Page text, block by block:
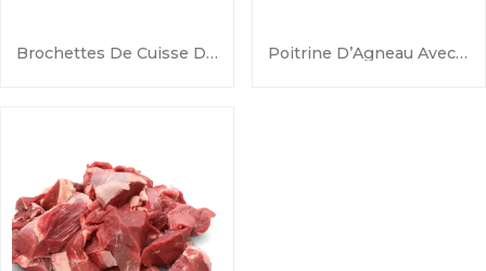
Brochettes De Cuisse De Dinde Marocaine Poitrine D’Agneau Avec Os HALAL